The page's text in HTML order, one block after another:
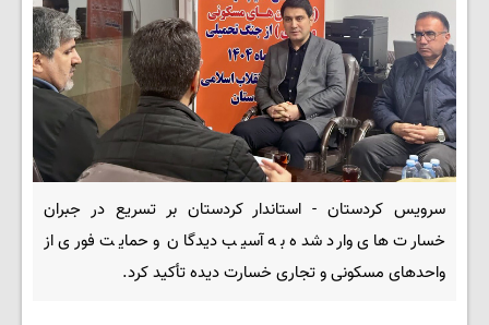
سرویس کردستان - استاندار کردستان بر تسریع در جبران
خسارت های وارد شده به آسیب دیدگان و حمایت فوری از
واحدهای مسکونی و تجاری خسارت دیده تأکید کرد.